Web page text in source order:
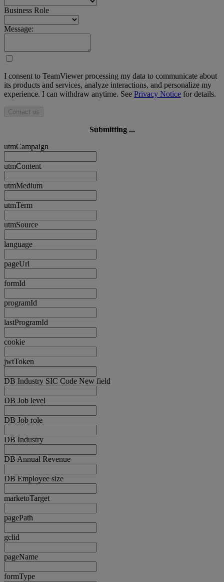
Business Role
Message:
I consent to TeamViewer processing my data to communicate about
its products and services, analyze interactions, and personalize my
experience. I can withdraw anytime. See Privacy Notice for details.
Contact us
Submitting ...
utmCampaign
utmContent
utmMedium
utmTerm
utmSource
language
pageUrl
formId
programId
lastProgramId
cookie
jwtToken
DB Industry SIC Code New field
DB Job level
DB Job role
DB Industry
DB Annual Revenue
DB Employee size
marketoTarget
pagePath
gclid
pageName
formType